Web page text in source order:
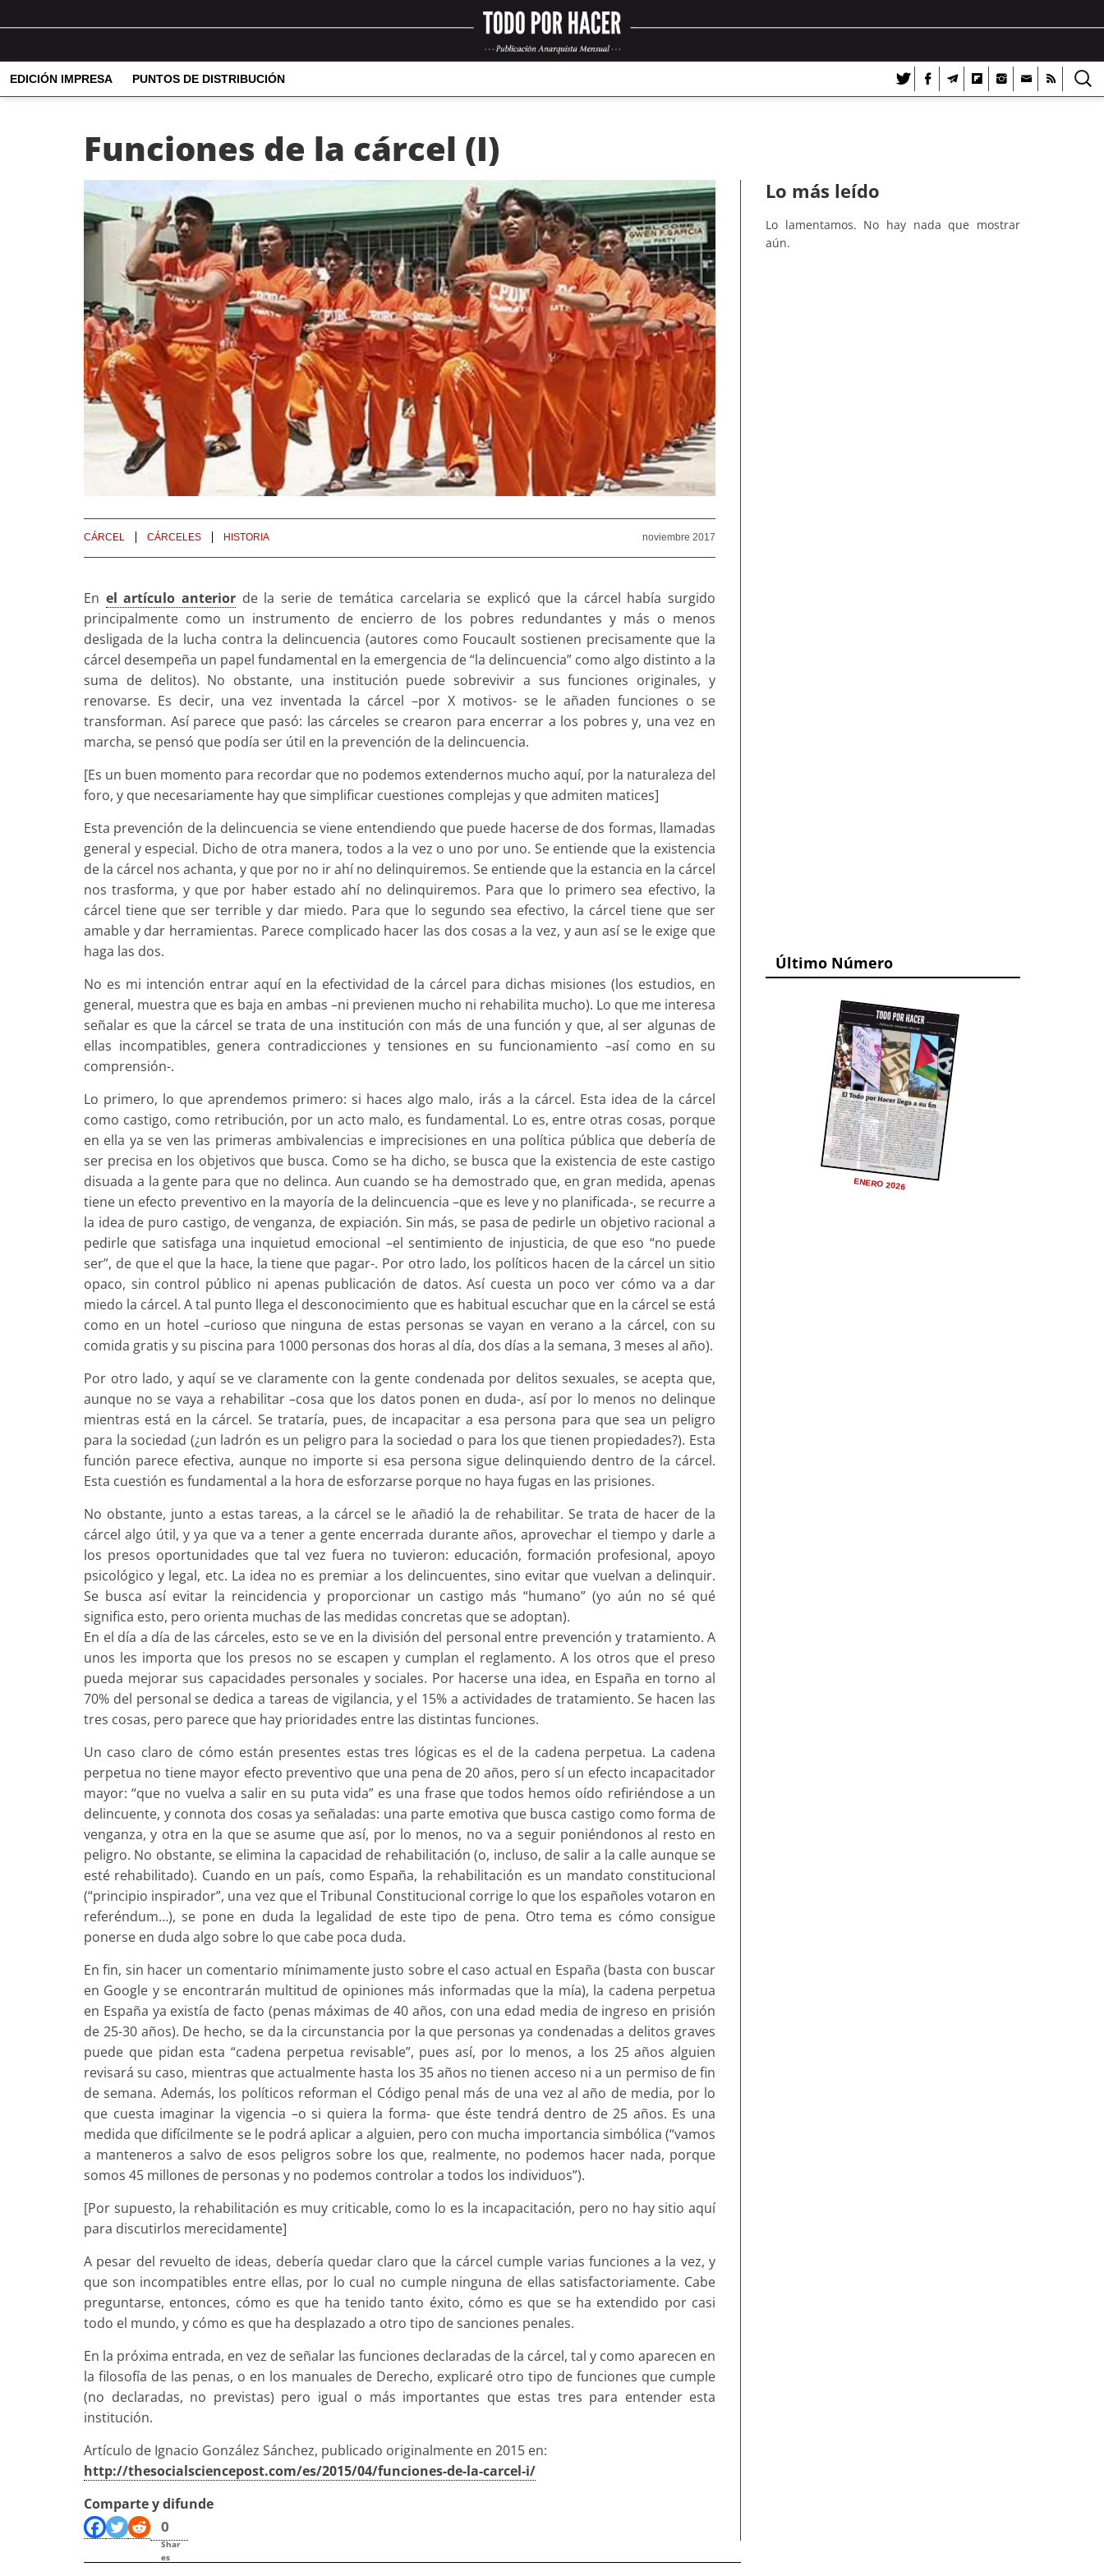
EDICIÓN IMPRESA PUNTOS DE DISTRIBUCIÓN
Funciones de la cárcel (I)
noviembre 2017
CÁRCEL CÁRCELES HISTORIA
En el artículo anteriorde la serie de temática carcelaria se explicó que la cárcel había surgido
principalmente como un instrumento de encierro de los pobres redundantes y más o menos
desligada de la lucha contra la delincuencia (autores como Foucault sostienen precisamente que la
cárcel desempeña un papel fundamental en la emergencia de “la delincuencia” como algo distinto a la
suma de delitos). No obstante, una institución puede sobrevivir a sus funciones originales, y
renovarse. Es decir, una vez inventada la cárcel –por X motivos- se le añaden funciones o se
transforman. Así parece que pasó: las cárceles se crearon para encerrar a los pobres y, una vez en
marcha, se pensó que podía ser útil en la prevención de la delincuencia.
[Es un buen momento para recordar que no podemos extendernos mucho aquí, por la naturaleza del
foro, y que necesariamente hay que simplificar cuestiones complejas y que admiten matices]
Esta prevención de la delincuencia se viene entendiendo que puede hacerse de dos formas, llamadas
general y especial. Dicho de otra manera, todos a la vez o uno por uno. Se entiende que la existencia
de la cárcel nos achanta, y que por no ir ahí no delinquiremos. Se entiende que la estancia en la cárcel
nos trasforma, y que por haber estado ahí no delinquiremos. Para que lo primero sea efectivo, la
cárcel tiene que ser terrible y dar miedo. Para que lo segundo sea efectivo, la cárcel tiene que ser
amable y dar herramientas. Parece complicado hacer las dos cosas a la vez, y aun así se le exige que
haga las dos.
No es mi intención entrar aquí en la efectividad de la cárcel para dichas misiones (los estudios, en
general, muestra que es baja en ambas –ni previenen mucho ni rehabilita mucho). Lo que me interesa
señalar es que la cárcel se trata de una institución con más de una función y que, al ser algunas de
ellas incompatibles, genera contradicciones y tensiones en su funcionamiento –así como en su
comprensión-.
Lo primero, lo que aprendemos primero: si haces algo malo, irás a la cárcel. Esta idea de la cárcel
como castigo, como retribución, por un acto malo, es fundamental. Lo es, entre otras cosas, porque
en ella ya se ven las primeras ambivalencias e imprecisiones en una política pública que debería de
ser precisa en los objetivos que busca. Como se ha dicho, se busca que la existencia de este castigo
disuada a la gente para que no delinca. Aun cuando se ha demostrado que, en gran medida, apenas
tiene un efecto preventivo en la mayoría de la delincuencia –que es leve y no planificada-, se recurre a
la idea de puro castigo, de venganza, de expiación. Sin más, se pasa de pedirle un objetivo racional a
pedirle que satisfaga una inquietud emocional –el sentimiento de injusticia, de que eso “no puede
ser”, de que el que la hace, la tiene que pagar-. Por otro lado, los políticos hacen de la cárcel un sitio
opaco, sin control público ni apenas publicación de datos. Así cuesta un poco ver cómo va a dar
miedo la cárcel. A tal punto llega el desconocimiento que es habitual escuchar que en la cárcel se está
como en un hotel –curioso que ninguna de estas personas se vayan en verano a la cárcel, con su
comida gratis y su piscina para 1000 personas dos horas al día, dos días a la semana, 3 meses al año).
Por otro lado, y aquí se ve claramente con la gente condenada por delitos sexuales, se acepta que,
aunque no se vaya a rehabilitar –cosa que los datos ponen en duda-, así por lo menos no delinque
mientras está en la cárcel. Se trataría, pues, de incapacitar a esa persona para que sea un peligro
para la sociedad (¿un ladrón es un peligro para la sociedad o para los que tienen propiedades?). Esta
función parece efectiva, aunque no importe si esa persona sigue delinquiendo dentro de la cárcel.
Esta cuestión es fundamental a la hora de esforzarse porque no haya fugas en las prisiones.
No obstante, junto a estas tareas, a la cárcel se le añadió la de rehabilitar. Se trata de hacer de la
cárcel algo útil, y ya que va a tener a gente encerrada durante años, aprovechar el tiempo y darle a
los presos oportunidades que tal vez fuera no tuvieron: educación, formación profesional, apoyo
psicológico y legal, etc. La idea no es premiar a los delincuentes, sino evitar que vuelvan a delinquir.
Se busca así evitar la reincidencia y proporcionar un castigo más “humano” (yo aún no sé qué
significa esto, pero orienta muchas de las medidas concretas que se adoptan).
En el día a día de las cárceles, esto se ve en la división del personal entre prevención y tratamiento. A
unos les importa que los presos no se escapen y cumplan el reglamento. A los otros que el preso
pueda mejorar sus capacidades personales y sociales. Por hacerse una idea, en España en torno al
70% del personal se dedica a tareas de vigilancia, y el 15% a actividades de tratamiento. Se hacen las
tres cosas, pero parece que hay prioridades entre las distintas funciones.
Un caso claro de cómo están presentes estas tres lógicas es el de la cadena perpetua. La cadena
perpetua no tiene mayor efecto preventivo que una pena de 20 años, pero sí un efecto incapacitador
mayor: “que no vuelva a salir en su puta vida” es una frase que todos hemos oído refiriéndose a un
delincuente, y connota dos cosas ya señaladas: una parte emotiva que busca castigo como forma de
venganza, y otra en la que se asume que así, por lo menos, no va a seguir poniéndonos al resto en
peligro. No obstante, se elimina la capacidad de rehabilitación (o, incluso, de salir a la calle aunque se
esté rehabilitado). Cuando en un país, como España, la rehabilitación es un mandato constitucional
(“principio inspirador”, una vez que el Tribunal Constitucional corrige lo que los españoles votaron en
referéndum…), se pone en duda la legalidad de este tipo de pena. Otro tema es cómo consigue
ponerse en duda algo sobre lo que cabe poca duda.
En fin, sin hacer un comentario mínimamente justo sobre el caso actual en España (basta con buscar
en Google y se encontrarán multitud de opiniones más informadas que la mía), la cadena perpetua
en España ya existía de facto (penas máximas de 40 años, con una edad media de ingreso en prisión
de 25-30 años). De hecho, se da la circunstancia por la que personas ya condenadas a delitos graves
puede que pidan esta “cadena perpetua revisable”, pues así, por lo menos, a los 25 años alguien
revisará su caso, mientras que actualmente hasta los 35 años no tienen acceso ni a un permiso de fin
de semana. Además, los políticos reforman el Código penal más de una vez al año de media, por lo
que cuesta imaginar la vigencia –o si quiera la forma- que éste tendrá dentro de 25 años. Es una
medida que difícilmente se le podrá aplicar a alguien, pero con mucha importancia simbólica (“vamos
a manteneros a salvo de esos peligros sobre los que, realmente, no podemos hacer nada, porque
somos 45 millones de personas y no podemos controlar a todos los individuos”).
[Por supuesto, la rehabilitación es muy criticable, como lo es la incapacitación, pero no hay sitio aquí
para discutirlos merecidamente]
A pesar del revuelto de ideas, debería quedar claro que la cárcel cumple varias funciones a la vez, y
que son incompatibles entre ellas, por lo cual no cumple ninguna de ellas satisfactoriamente. Cabe
preguntarse, entonces, cómo es que ha tenido tanto éxito, cómo es que se ha extendido por casi
todo el mundo, y cómo es que ha desplazado a otro tipo de sanciones penales.
En la próxima entrada, en vez de señalar las funciones declaradas de la cárcel, tal y como aparecen en
la filosofía de las penas, o en los manuales de Derecho, explicaré otro tipo de funciones que cumple
(no declaradas, no previstas) pero igual o más importantes que estas tres para entender esta
institución.
Artículo de Ignacio González Sánchez, publicado originalmente en 2015 en:
http://thesocialsciencepost.com/es/2015/04/funciones-de-la-carcel-i/
Comparte y difunde
0
Shar
es
Lo más leído
Lo lamentamos. No hay nada que mostrar
aún.
Último Número
ENERO 2026